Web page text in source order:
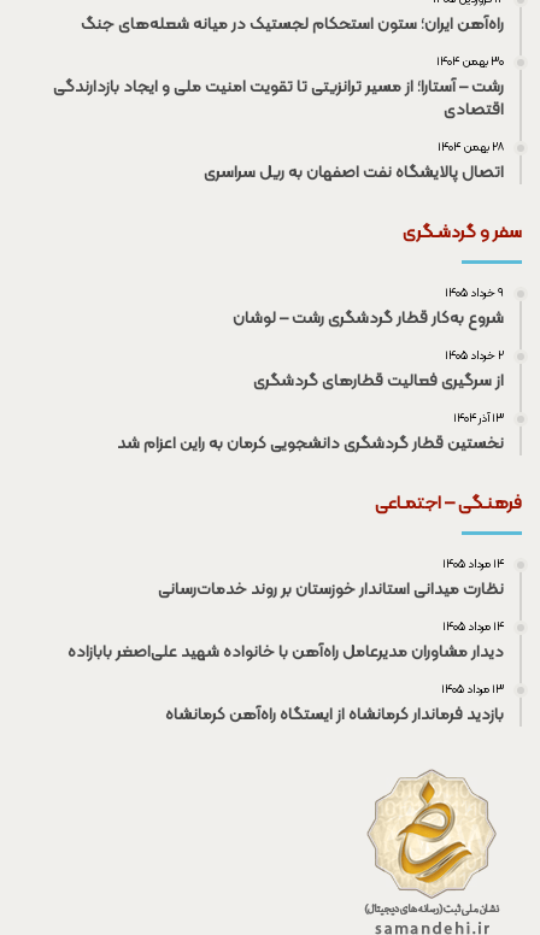
راه‌آهن ایران؛ ستون استحکام لجستیک در میانه شعله‌های جنگ
۳۰ بهمن ۱۴۰۴
رشت – آستارا؛ از مسیر ترانزیتی تا تقویت امنیت ملی و ایجاد بازدارندگی
اقتصادی
۲۸ بهمن ۱۴۰۴
اتصال پالایشگاه نفت اصفهان به ریل سراسری
سفر و گردشـگری
۹ خرداد ۱۴۰۵
شروع به‌کار قطار گردشگری رشت – لوشان
۲ خرداد ۱۴۰۵
از سرگیری فعالیت قطار‌های گردشگری
۱۳ آذر ۱۴۰۴
نخستین قطار گردشگری دانشجویی کرمان به راین اعزام شد
فرهنـگی – اجتمـاعی
۱۴ مرداد ۱۴۰۵
نظارت میدانی استاندار خوزستان بر روند خدمات‌رسانی
۱۴ مرداد ۱۴۰۵
دیدار مشاوران مدیرعامل راه‌آهن با خانواده شهید علی‌اصغر بابازاده
۱۳ مرداد ۱۴۰۵
بازدید فرماندار کرمانشاه از ایستگاه راه‌آهن کرمانشاه